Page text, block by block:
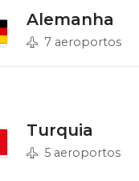
Alemanha
7 aeroportos
Turquia
5 aeroportos